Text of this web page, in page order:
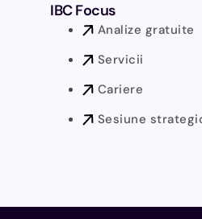
IBC Focus
Analize gratuite
Servicii
Cariere
Sesiune